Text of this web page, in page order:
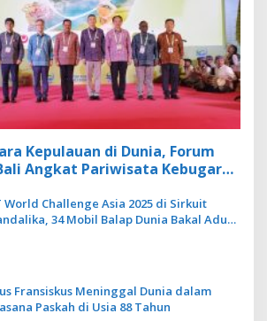
Kepulauan di Dunia, Forum
Angkat Pariwisata Kebugaran
World Challenge Asia 2025 di Sirkuit
34 Mobil Balap Dunia Bakal Adu
Fransiskus Meninggal Dunia dalam
Paskah di Usia 88 Tahun